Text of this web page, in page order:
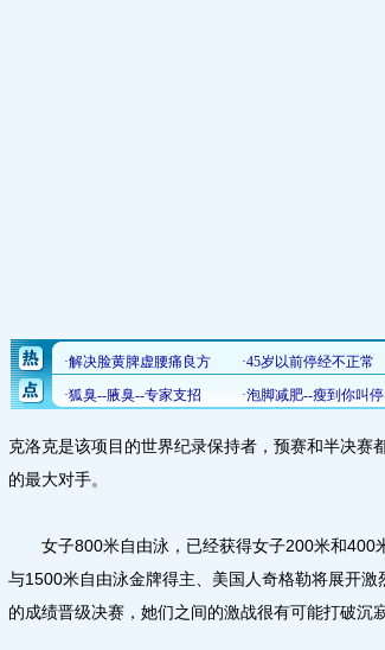
克洛克是该项目的世界纪录保持者，预赛和半决赛
的最大对手。
女子800米自由泳，已经获得女子200米和400
与1500米自由泳金牌得主、美国人奇格勒将展开激
的成绩晋级决赛，她们之间的激战很有可能打破沉